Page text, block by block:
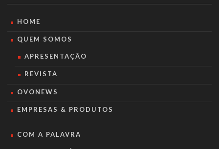
HOME
QUEM SOMOS
APRESENTAÇÃO
REVISTA
OVONEWS
EMPRESAS & PRODUTOS
COM A PALAVRA